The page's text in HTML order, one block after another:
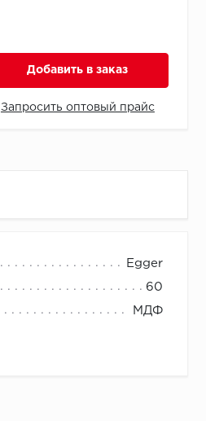
Добавить в заказ
Запросить оптовый прайс
Egger
60
МДФ